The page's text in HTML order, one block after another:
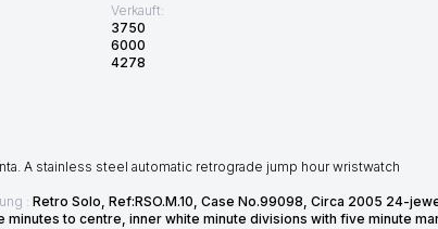
Verkauft:
3750
6000
4278
A stainless steel automatic retrograde jump hour wristwatch
: Retro Solo, Ref:RSO.M.10, Case No.99098, Circa 2005 24-
minutes to centre, inner white minute divisions with five minute